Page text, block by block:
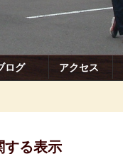
ログ アクセス
する表示